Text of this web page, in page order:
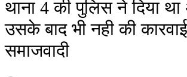
थाना 4 की पुलिस ने दिया
उसके बाद भी नही की
समाजवादी